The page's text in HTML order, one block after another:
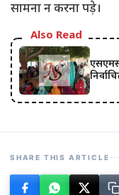
सामना न करना पड़े।
Also Read
SHARE THIS ARTICLE